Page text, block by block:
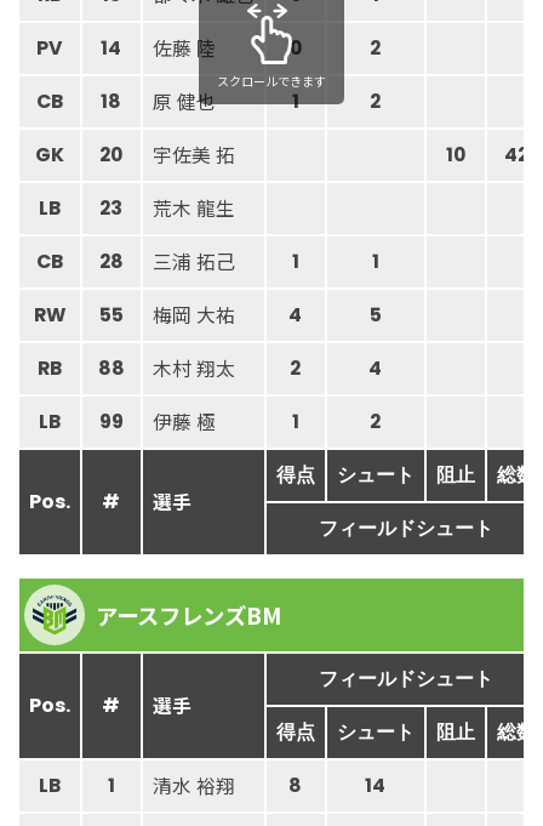
PV 14 佐藤 陸 0 2
CB 18 原 健也 1 2
GK 20 宇佐美 拓 10 42
LB 23 荒木 龍生
CB 28 三浦 拓己 1 1
RW 55 梅岡 大祐 4 5
RB 88 木村 翔太 2 4
LB 99 伊藤 極 1 2
Pos. # 選手
得点 シュート 阻止 総数
フィールドシュート
スクロールできます
アースフレンズBM
Pos. # 選手
フィールドシュート
得点 シュート 阻止 総数
LB 1 清水 裕翔 8 14